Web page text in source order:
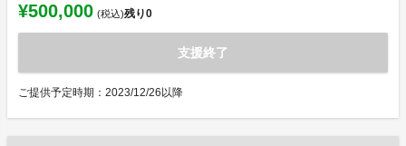
¥500,000 (税込)残り0
支援終了
ご提供予定時期：2023/12/26以降